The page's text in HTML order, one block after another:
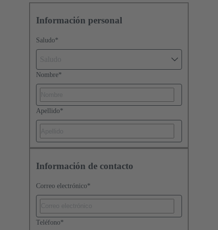
Información personal
Saludo*
Nombre*
Apellido*
Información de contacto
Correo electrónico*
Teléfono*